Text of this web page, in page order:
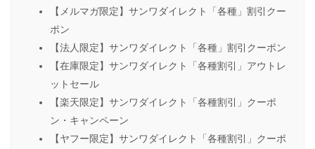
【メルマガ限定】サンワダイレクト「各種」割引クー
ポン
【法人限定】サンワダイレクト「各種」割引クーポン
【在庫限定】サンワダイレクト「各種割引」アウトレ
ットセール
【楽天限定】サンワダイレクト「各種割引」クーポ
ン・キャンペーン
【ヤフー限定】サンワダイレクト「各種割引」クーポ